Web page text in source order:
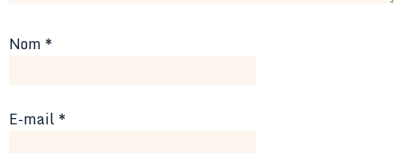
Nom *
E-mail *